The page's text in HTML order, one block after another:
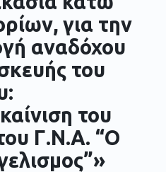
για την
αναδόχου
του
του
Γ.Ν.Α. “Ο